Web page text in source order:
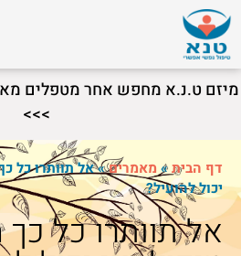
מיזם ט.נ.א מחפש אחר מטפלים
>>>
דף הבית» מאמרים»אל תוותרו כל
יכול להועיל?
אל תוותרו כל